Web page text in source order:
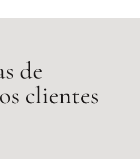
de
clientes